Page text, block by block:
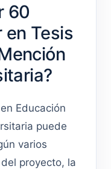
60
en Tesis
Educación
puede
varios
proyecto, la